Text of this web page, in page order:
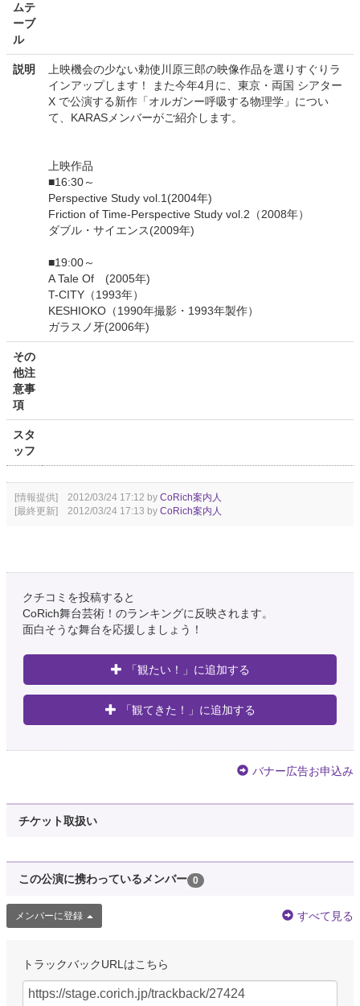
ムテ
ーブ
ル
説明
上映機会の少ない勅使川原三郎の映像作品を選りすぐりラ
インアップします！ また今年4月に、東京・両国 シアター
Χ で公演する新作「オルガンー呼吸する物理学」につい
て、KARASメンバーがご紹介します。
上映作品
■16:30～
Perspective Study vol.1(2004年)
Friction of Time-Perspective Study vol.2（2008年）
ダブル・サイエンス(2009年)
■19:00～
A Tale Of (2005年)
T-CITY（1993年）
KESHIOKO（1990年撮影・1993年製作）
ガラスノ牙(2006年)
その
他注
意事
項
スタ
ッフ
[情報提供] 2012/03/24 17:12 by CoRich案内人
[最終更新] 2012/03/24 17:13 by CoRich案内人
クチコミを投稿すると
CoRich舞台芸術！のランキングに反映されます。
面白そうな舞台を応援しましょう！
「観たい！」に追加する
「観てきた！」に追加する
バナー広告お申込み
チケット取扱い
この公演に携わっているメンバー 0
メンバーに登録 すべて見る
トラックバックURLはこちら